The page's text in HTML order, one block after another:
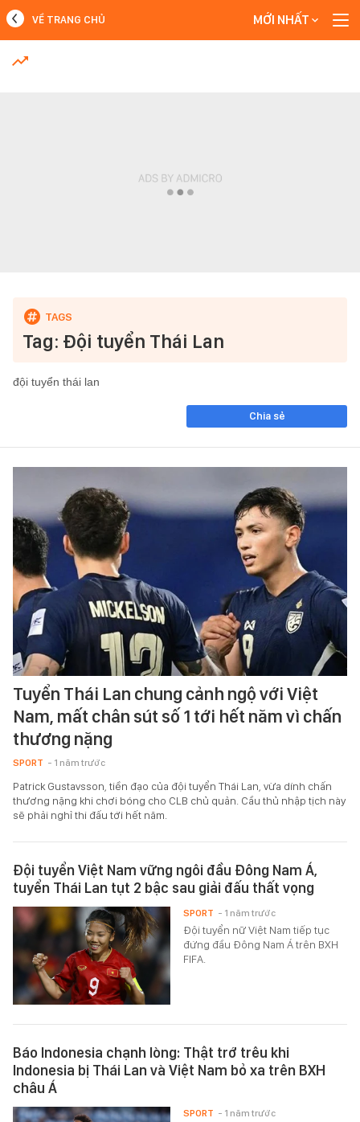
MỚI NHẤT
VỀ TRANG CHỦ MỚI NHẤT
Tag: Đội tuyển Thái Lan
đội tuyển thái lan
Chia sẻ
Tuyển Thái Lan chung cảnh ngộ với Việt
Nam, mất chân sút số 1 tới hết năm vì chấn
thương nặng
SPORT - 1 năm trước
Patrick Gustavsson, tiền đạo của đội tuyển Thái Lan, vừa dính chấn
thương nặng khi chơi bóng cho CLB chủ quản. Cầu thủ nhập tịch này
sẽ phải nghỉ thi đấu tới hết năm.
Đội tuyển Việt Nam vững ngôi đầu Đông Nam Á,
tuyển Thái Lan tụt 2 bậc sau giải đấu thất vọng
Đội tuyển nữ Việt Nam tiếp tục
đứng đầu Đông Nam Á trên BXH
FIFA.
SPORT - 1 năm trước
Báo Indonesia chạnh lòng: Thật trớ trêu khi
Indonesia bị Thái Lan và Việt Nam bỏ xa trên BXH
châu Á
SPORT - 1 năm trước